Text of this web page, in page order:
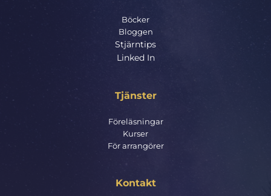
Böcker
Bloggen
Stjärntips
Linked In
Tjänster
Föreläsningar
Kurser
För arrangörer
Kontakt